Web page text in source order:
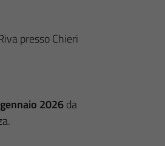
presso Chieri
2026da